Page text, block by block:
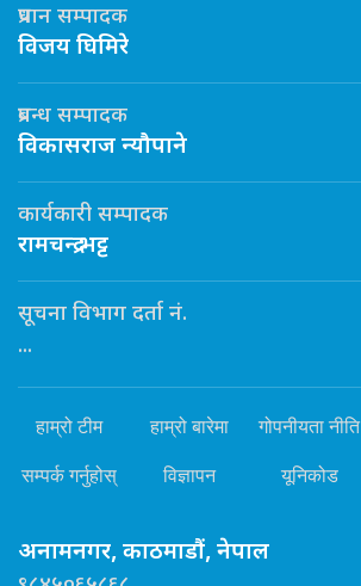
प्रधान सम्पादक
विजय घिमिरे
प्रबन्ध सम्पादक
विकासराज न्यौपाने
कार्यकारी सम्पादक
रामचन्द्र भट्ट
सूचना विभाग दर्ता नं.
...
हाम्रो टीम हाम्रो बारेमा गोपनीयता नीति
सम्पर्क गर्नुहोस् विज्ञापन यूनिकोड
अनामनगर, काठमाडौं, नेपाल